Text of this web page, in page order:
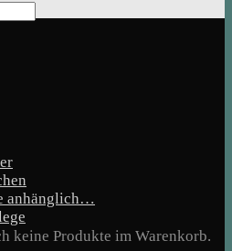
keine Produkte im Warenkorb.
anhänglich…